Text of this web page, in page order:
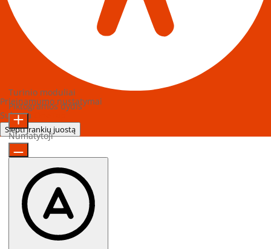
Prieinamumo nustatymai
Sukurta
Slėpti įrankių juostą
Turinio moduliai
Piktogramos dydis
Numatytoji